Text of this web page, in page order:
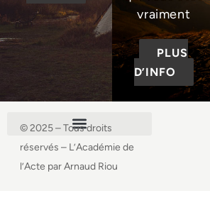
vraiment
PLUS
D’INFO
© 2025 – Tous droits
réservés – L’Académie de
l’Acte par Arnaud Riou